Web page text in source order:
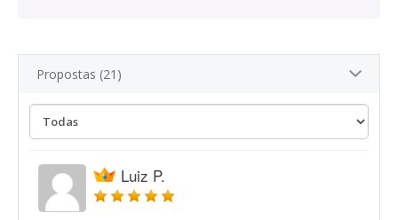
Propostas (21)
Luiz P.